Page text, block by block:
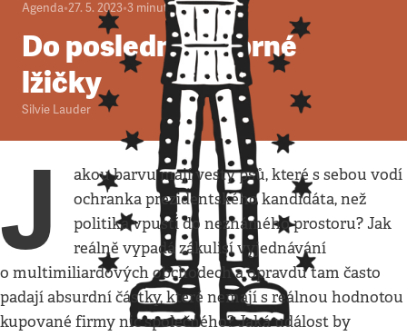
Agenda•27. 5. 2023•3 minuty
Do poslední stříbrné
lžičky
Silvie Lauder
J
akou barvu mají vesty psů, které s sebou vodí
ochranka prezidentského kandidáta, než
politika vpustí do neznámého prostoru? Jak
reálně vypadá zákulisí vyjednávání
o multimiliardových obchodech a opravdu tam často
padají absurdní částky, které nemají s reálnou hodnotou
kupované firmy nic společného? Jaká událost by